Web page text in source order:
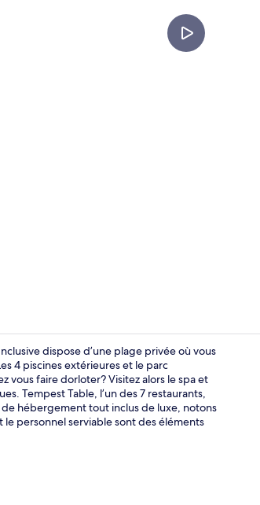
7 restaurants
dispose d’une plage privée où vous
4 piscines extérieures et le parc
vous faire dorloter? Visitez alors le spa et
Tempest Table, l’un des 7 restaurants,
de hébergement tout inclus de luxe, notons
personnel serviable sont des éléments